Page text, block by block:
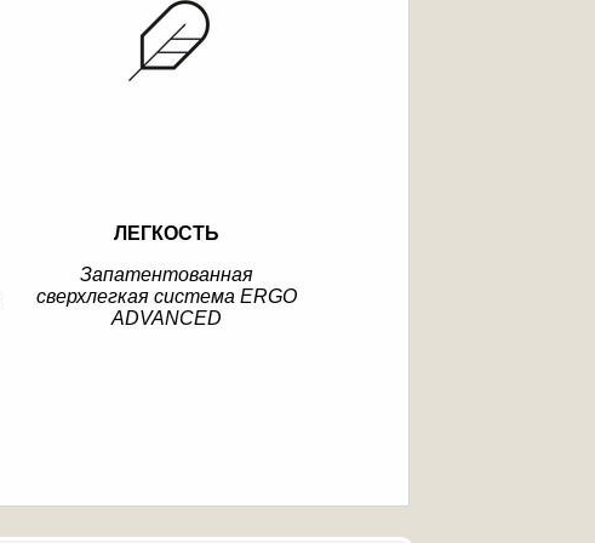
ЛЕГКОСТЬ
Запатентованная
сверхлегкая система ERGO
ADVANCED